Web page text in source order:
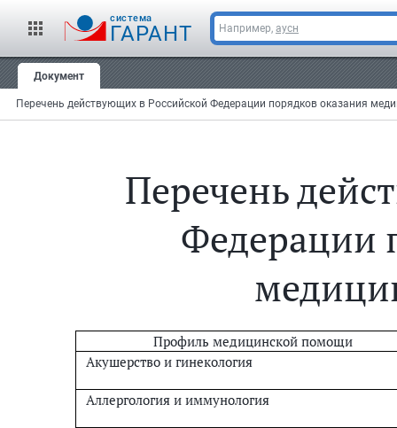
cистема
ГАРАНТ Например, аусн
Документ
Перечень
Федерации
Профиль медицинской помощи
Акушерство и гинекология
Аллергология и иммунология